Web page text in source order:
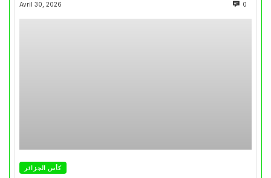
Avril 30, 2026 0
كأس الجزائر